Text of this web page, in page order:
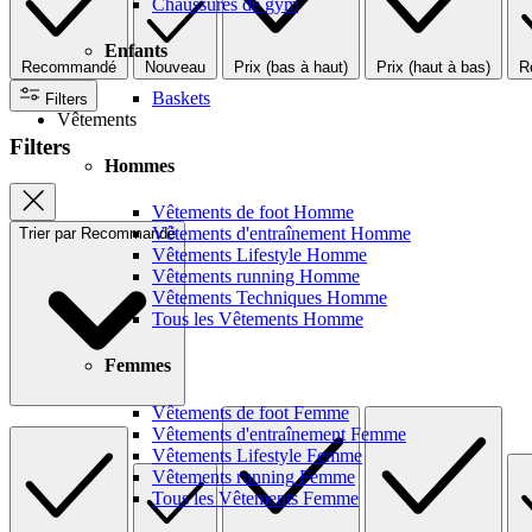
Chaussures de gym
Enfants
Baskets
Vêtements
Hommes
Vêtements de foot Homme
Vêtements d'entraînement Homme
Vêtements Lifestyle Homme
Vêtements running Homme
Vêtements Techniques Homme
Tous les Vêtements Homme
Femmes
Vêtements de foot Femme
Vêtements d'entraînement Femme
Vêtements Lifestyle Femme
Vêtements running Femme
Tous les Vêtements Femme
Recommandé Nouveau Prix (bas à haut) Prix (haut à bas)
Filters
Filters
Trier par Recommandé